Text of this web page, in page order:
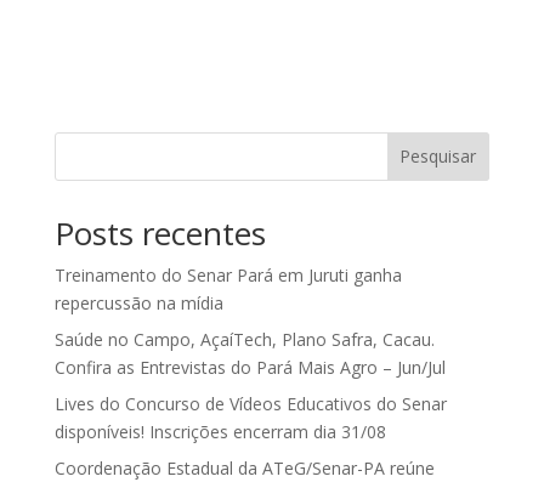
Pesquisar
Posts recentes
Treinamento do Senar Pará em Juruti ganha
repercussão na mídia
Saúde no Campo, AçaíTech, Plano Safra, Cacau.
Confira as Entrevistas do Pará Mais Agro – Jun/Jul
Lives do Concurso de Vídeos Educativos do Senar
disponíveis! Inscrições encerram dia 31/08
Coordenação Estadual da ATeG/Senar-PA reúne